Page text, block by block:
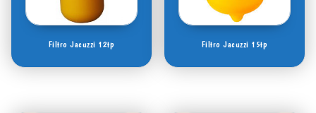
Filtro Jacuzzi 12tp Filtro Jacuzzi 15tp